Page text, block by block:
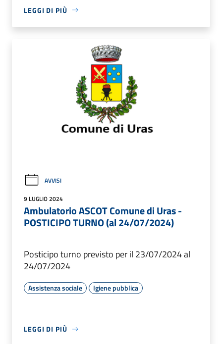
LEGGI DI PIÙ
AVVISI
9 LUGLIO 2024
Ambulatorio ASCOT Comune di Uras -
POSTICIPO TURNO (al 24/07/2024)
Posticipo turno previsto per il 23/07/2024 al
24/07/2024
Assistenza sociale Igiene pubblica
LEGGI DI PIÙ